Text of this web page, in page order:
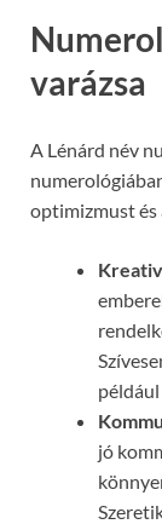
varázsa
A Lénárd név
optimizmust és
például
jó